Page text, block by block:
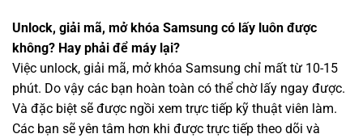
Unlock, giải mã, mở khóa Samsung có lấy luôn được
không? Hay phải để máy lại?
Việc unlock, giải mã, mở khóa Samsung chỉ mất từ 10-15
phút. Do vậy các bạn hoàn toàn có thể chờ lấy ngay được.
Và đặc biệt sẽ được ngồi xem trực tiếp kỹ thuật viên làm.
Các bạn sẽ yên tâm hơn khi được trực tiếp theo dõi và